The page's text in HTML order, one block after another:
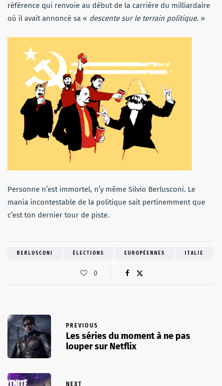
référence qui renvoie au début de la carrière du milliardaire
où il avait annoncé sa « descente sur le terrain politique. »
Personne n’est immortel, n’y même Silvio Berlusconi. Le
mania incontestable de la politique sait pertinemment que
c’est ton dernier tour de piste.
BERLUSCONI ÉLECTIONS EUROPÉENNES ITALIE
0
PREVIOUS
Les séries du moment à ne pas
louper sur Netflix
NEXT